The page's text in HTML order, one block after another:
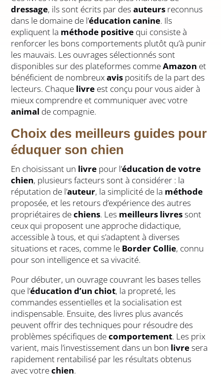
dressage, ils sont écrits par desauteurs reconnus
dans le domaine de l’éducation canine. Ils
expliquent la méthode positive qui consiste à
renforcer les bons comportements plutôt qu’à punir
les mauvais. Les ouvrages sélectionnés sont
disponibles sur des plateformes commeAmazon et
bénéficient de nombreuxavis positifs de la part des
lecteurs. Chaque livre est conçu pour vous aider à
mieux comprendre et communiquer avec votre
animal de compagnie.
Choix des meilleurs guides pour
éduquer son chien
En choisissant un livre pour l’éducation de votre
chien, plusieurs facteurs sont à considérer : la
réputation de l’auteur, la simplicité de la méthode
proposée, et les retours d’expérience des autres
propriétaires dechiens. Les meilleurs livressont
ceux qui proposent une approche didactique,
accessible à tous, et qui s’adaptent à diverses
situations et races, comme le Border Collie, connu
pour son intelligence et sa vivacité.
Pour débuter, un ouvrage couvrant les bases telles
que l’éducation d’un chiot, la propreté, les
commandes essentielles et la socialisation est
indispensable. Ensuite, des livres plus avancés
peuvent offrir des techniques pour résoudre des
problèmes spécifiques decomportement. Les prix
varient, mais l’investissement dans un bon livresera
rapidement rentabilisé par les résultats obtenus
avec votrechien.